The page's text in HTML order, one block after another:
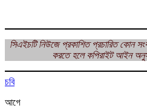
সিএইচটি নিউজে প্রকাশিত প্রচারিত কোন
করতে হলে কপিরাইট আইন
চবি
আগে